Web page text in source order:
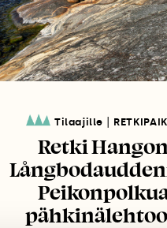
Tilaajille
Retki Hangon